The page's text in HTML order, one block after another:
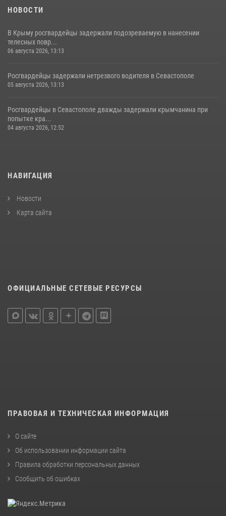
НОВОСТИ
В Крыму росгвардейцы задержали подозреваемую в нанесении
телесных повр...
06 августа 2026, 13:13
Росгвардейцы задержали нетрезвого водителя в Севастополе
05 августа 2026, 13:13
Росгвардейцы в Севастополе дважды задержали крымчанина при
попытке кра...
04 августа 2026, 12:52
НАВИГАЦИЯ
Новости
Карта сайта
ОФИЦИАЛЬНЫЕ СЕТЕВЫЕ РЕСУРСЫ
ПРАВОВАЯ И ТЕХНИЧЕСКАЯ ИНФОРМАЦИЯ
О сайте
Об использовании информации сайта
Правила обработки персональных данных
Сообщить об ошибках